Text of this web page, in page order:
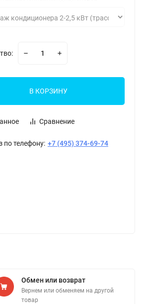
В КОРЗИНУ
Сравнение
по телефону: +7 (495) 374-69-74
Обмен или возврат
Вернем или обменяем на другой
товар